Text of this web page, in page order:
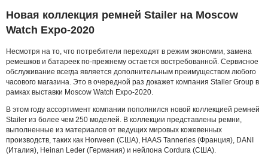
Новая коллекция ремней Stailer на Moscow
Watch Expo-2020
Несмотря на то, что потребители переходят в режим экономии, замена
ремешков и батареек по-прежнему остается востребованной. Сервисное
обслуживание всегда является дополнительным преимуществом любого
часового магазина. Это в очередной раз докажет компания Stailer Group в
рамках выставки Moscow Watch Expo-2020.
В этом году ассортимент компании пополнился новой коллекцией ремней
Stailer из более чем 250 моделей. В коллекции представлены ремни,
выполненные из материалов от ведущих мировых кожевенных
производств, таких как Horween (США), HAAS Tanneries (Франция), DANI
(Италия), Heinan Leder (Германия) и нейлона Cordura (США).